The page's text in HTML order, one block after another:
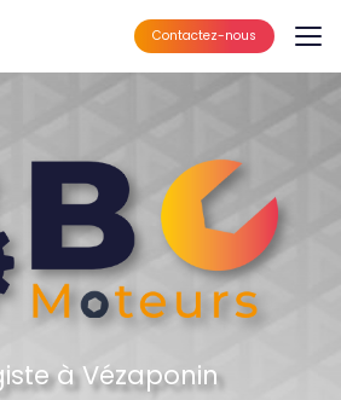
Contactez-nous
à Vézaponin